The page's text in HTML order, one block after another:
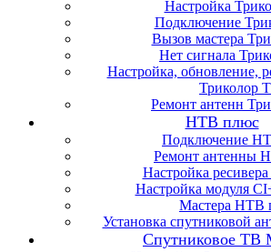
Настройка
Подключение
Вызов мастера
Нет сигнала
Настройка, обновление,
Триколор
Ремонт антенн
НТВ плюс
Подключение
Ремонт антенны
Настройка
Настройка модуля
Мастера НТВ
Установка спутниковой
Спутниковое